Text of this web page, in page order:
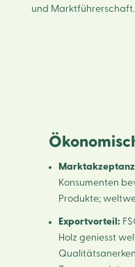
und Marktführerschaft.
Konsumenten
Produkte;
Exportvorteil:
Holz geniesst